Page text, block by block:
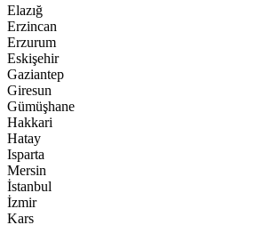
Elazığ
Erzincan
Erzurum
Eskişehir
Gaziantep
Giresun
Gümüşhane
Hakkari
Hatay
Isparta
Mersin
İstanbul
İzmir
Kars